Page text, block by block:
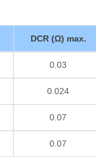
DCR (Ω) max.
0.03
0.024
0.07
0.07